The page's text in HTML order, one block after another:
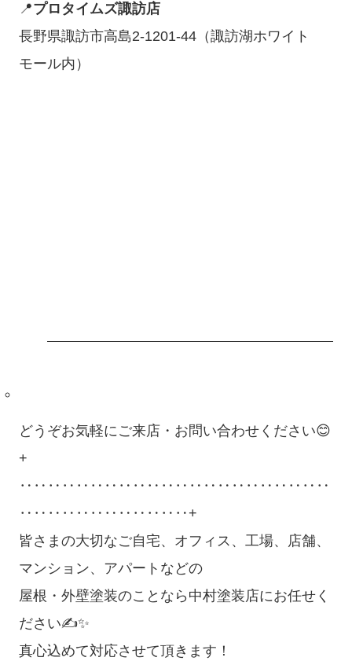
📍プロタイムズ諏訪店
長野県諏訪市高島2-1201-44（諏訪湖ホワイト
モール内）
どうぞお気軽にご来店・お問い合わせください😊
+
‥‥‥‥‥‥‥‥‥‥‥‥‥‥‥‥‥‥‥‥‥‥
‥‥‥‥‥‥‥‥‥‥‥‥+
皆さまの大切なご自宅、オフィス、工場、店舗、
マンション、アパートなどの
屋根・外壁塗装のことなら中村塗装店にお任せく
ださい✍✨
真心込めて対応させて頂きます！